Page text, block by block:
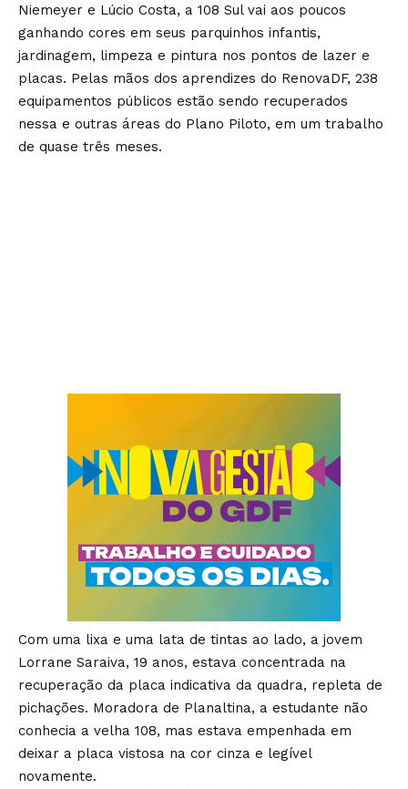
Niemeyer e Lúcio Costa, a 108 Sul vai aos poucos
ganhando cores em seus parquinhos infantis,
jardinagem, limpeza e pintura nos pontos de lazer e
placas. Pelas mãos dos aprendizes do RenovaDF, 238
equipamentos públicos estão sendo recuperados
nessa e outras áreas do Plano Piloto, em um trabalho
de quase três meses.
Com uma lixa e uma lata de tintas ao lado, a jovem
Lorrane Saraiva, 19 anos, estava concentrada na
recuperação da placa indicativa da quadra, repleta de
pichações. Moradora de Planaltina, a estudante não
conhecia a velha 108, mas estava empenhada em
deixar a placa vistosa na cor cinza e legível
novamente.